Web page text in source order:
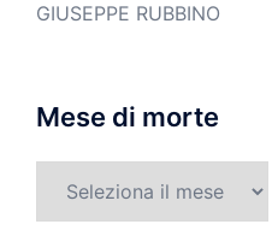
GIUSEPPE RUBBINO
Mese di morte